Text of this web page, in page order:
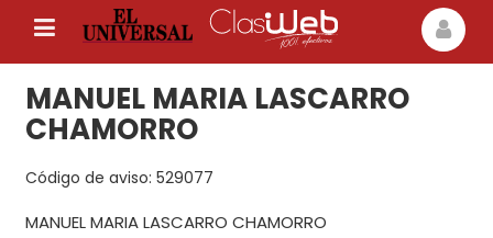
MANUEL MARIA LASCARRO
CHAMORRO
Código de aviso: 529077
MANUEL MARIA LASCARRO CHAMORRO